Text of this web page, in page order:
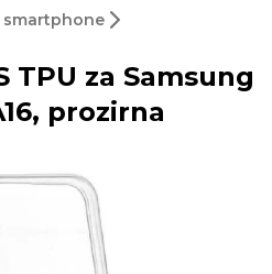
smartphone
TPU za Samsung
prozirna